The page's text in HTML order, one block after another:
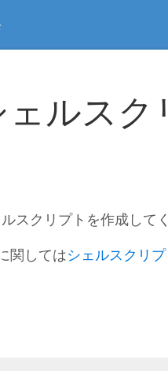
ェルスク
スクリプトを作成してく
関してはシェルスクリ